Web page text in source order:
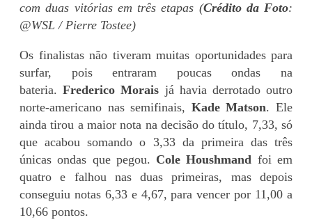
com duas vitórias em três etapas (Crédito da Foto:
@WSL / Pierre Tostee)
Os finalistas não tiveram muitas oportunidades para
surfar, pois entraram poucas ondas na
bateria.Frederico Morais já havia derrotado outro
norte-americano nas semifinais, Kade Matson. Ele
ainda tirou a maior nota na decisão do título, 7,33, só
que acabou somando o 3,33 da primeira das três
únicas ondas que pegou. Cole Houshmand foi em
quatro e falhou nas duas primeiras, mas depois
conseguiu notas 6,33 e 4,67, para vencer por 11,00 a
10,66 pontos.